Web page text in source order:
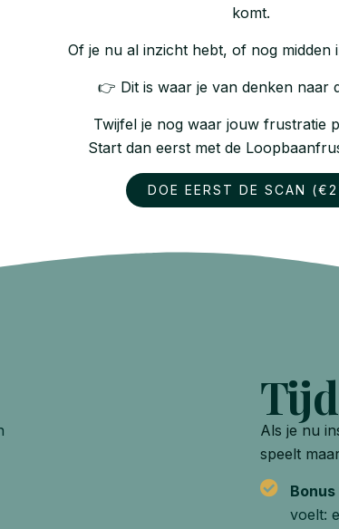
komt.
Of je nu al inzicht hebt, of nog midden
👉 Dit is waar je van denken naar
Twijfel je nog waar jouw frustratie
Start dan eerst met de
DOE EERST DE SCAN
Als je nu
speelt
Bonus
voelt: